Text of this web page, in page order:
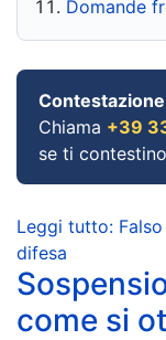
Domande
Chiama +39
se ti
Leggi tutto:
difesa
come si